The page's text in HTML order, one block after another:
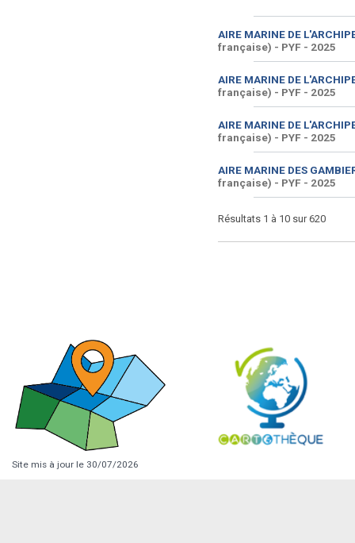
AIRE MARINE DE
française) - PYF - 2025
AIRE MARINE DE
française) - PYF - 2025
AIRE MARINE DE
française) - PYF - 2025
AIRE MARINE DES
française) - PYF - 2025
Résultats 1 à 10 sur 620
Site mis à jour le 30/07/2026